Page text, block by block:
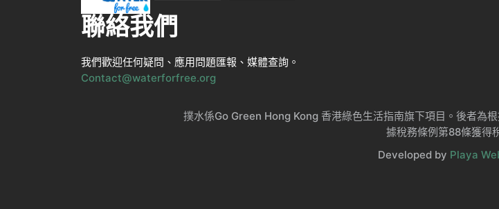
聯絡我們
我們歡迎任何疑問、應用問題匯報、媒體查詢。
Contact@waterforfree.org
撲水係Go Green Hong Kong 香港綠色生活指南旗下項目。後者為
據稅務條例第88條獲得
Developed by Playa